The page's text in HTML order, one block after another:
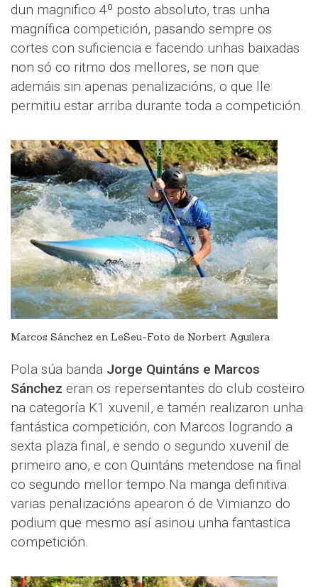
dun magnifico 4º posto absoluto, tras unha
magnífica competición, pasando sempre os
cortes con suficiencia e facendo unhas baixadas
non só co ritmo dos mellores, se non que
ademáis sin apenas penalizacións, o que lle
permitiu estar arriba durante toda a competición.
Marcos Sánchez en LeSeu-Foto de Norbert Aguilera
Pola súa banda Jorge Quintáns e Marcos
Sánchez eran os repersentantes do club costeiro
na categoría K1 xuvenil, e tamén realizaron unha
fantástica competición, con Marcos logrando a
sexta plaza final, e sendo o segundo xuvenil de
primeiro ano, e con Quintáns metendose na final
co segundo mellor tempo.Na manga definitiva
varias penalizacións apearon ó de Vimianzo do
podium que mesmo así asinou unha fantastica
competición.